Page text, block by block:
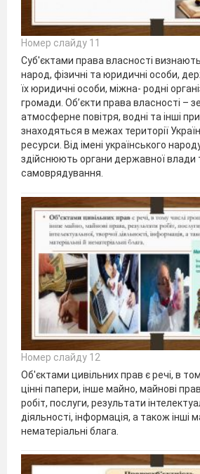
Номер слайду 11
Суб'єктами права власності
народ, фізичні та юридичні особи,
їх юридичні особи, міжна- родні
громади. Об’єкти права власності –
атмосферне повітря, водні та інші
знаходяться в межах території
ресурси. Від імені українського
здійснюють органи державної влади
самоврядування.
Номер слайду 12
Об'єктами цивільних прав є речі, в
цінні папери, інше майно, майнові
робіт, послуги, результати
діяльності, інформація, а також інші
нематеріальні блага.